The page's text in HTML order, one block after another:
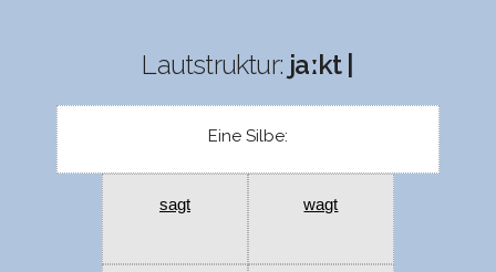
Lautstruktur: jaːkt |
Eine Silbe:
sagt wagt